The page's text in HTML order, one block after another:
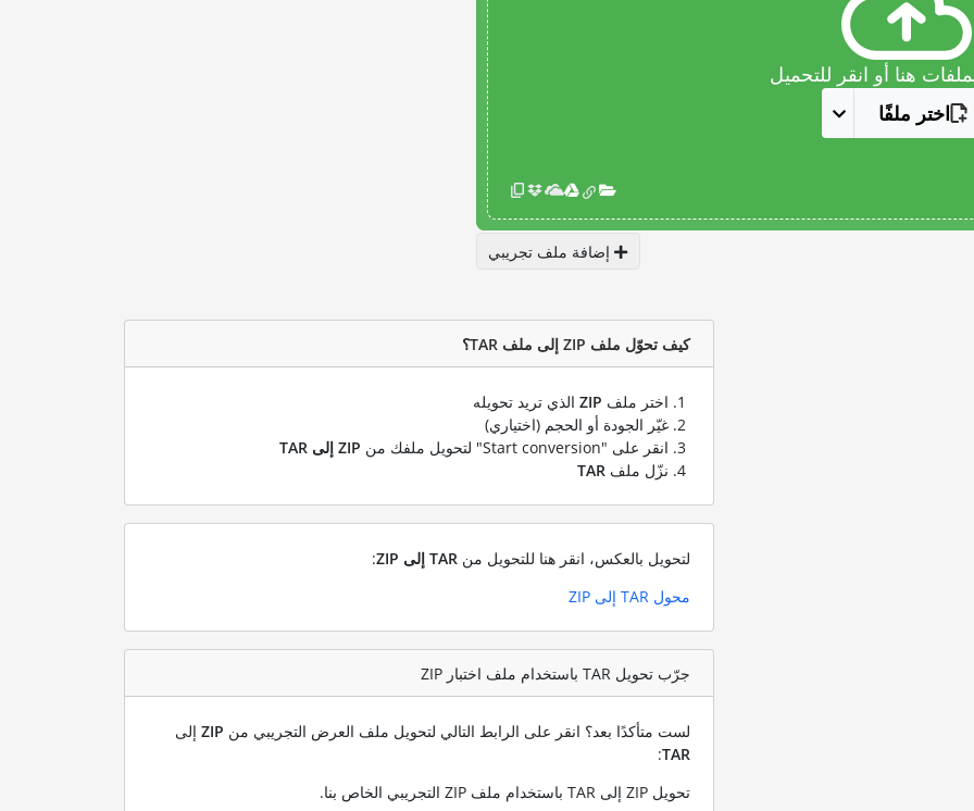
هنا أو انقر للتحميل
اختر ملفًا
إضافة ملف تجريبي
كيف تحوّل ملف ZIP إلى ملف TAR؟
اختر ملف ZIP الذي تريد تحويله
غيّر الجودة أو الحجم (اختياري)
انقر على "Start conversion" لتحويل ملفك من
ZIP إلى TAR
نزّل ملف TAR
لتحويل بالعكس، انقر هنا للتحويل من TAR إلى ZIP
:
محول TAR إلى ZIP
جرّب تحويل TAR باستخدام ملف اختبار ZIP
لست متأكدًا بعد؟ انقر على الرابط التالي لتحويل ملف العرض التجريبي من ZIP إلى
TAR
:
تحويل ZIP إلى TAR باستخدام ملف ZIP التجريبي الخاص بنا
.